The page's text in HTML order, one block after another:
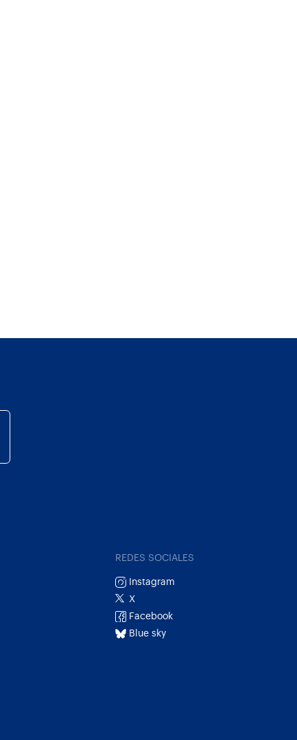
REDES SOCIALES
Instagram
X
Facebook
Blue sky